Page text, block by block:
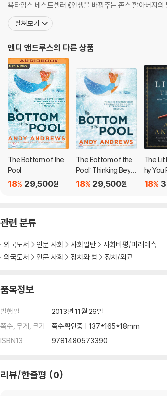
욕타임스 베스트셀러 《인생을 바꿔주는 존스 할아버지의
펼쳐보기
앤디 앤드루스의 다른 상품
The Bottom of the
Pool
29,500원
18%
The Bottom of the
Pool: Thinking Beyo
nd Your Boundaries
29,500원
18%
The
hy You
Sweat
18%
관련 분류
외국도서 인문 사회 사회일반
사회비평/미래예측
외국도서
인문 사회 정치와 법 정치/외교
품목정보
발행일
2013년 11월 26일
쪽수, 무게, 크기
쪽수확인중 | 137*165*18mm
ISBN13
9781480573390
리뷰/한줄평 0